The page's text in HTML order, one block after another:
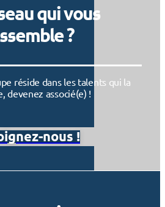
qui vous
?
réside dans les talents qui la
devenez associé(e) !
nous !